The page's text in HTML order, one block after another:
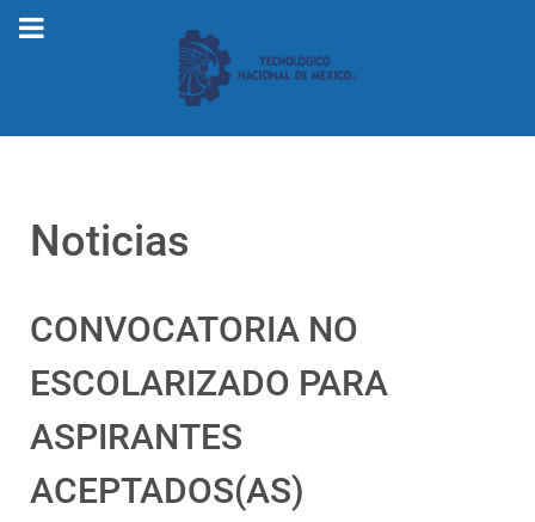
Noticias
CONVOCATORIA NO
ESCOLARIZADO PARA
ASPIRANTES
ACEPTADOS(AS)